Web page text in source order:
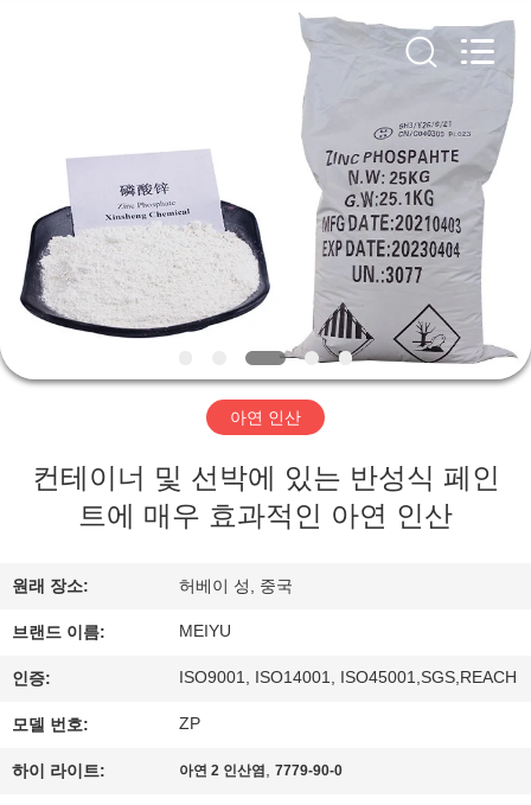
품
비
디
관
한
것
아연 인산
컨테이너 및 선박에 있는 반성식 페인
트에 매우 효과적인 아연 인산
원래 장소: 허베이 성, 중국
브랜드 이름: MEIYU
인증: ISO9001, ISO14001, ISO45001,SGS,REACH
모델 번호: ZP
하이 라이트: 아연 2 인산염 ,7779-90-0